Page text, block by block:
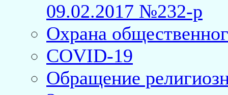
09.02.2017 №232-р
Охрана
COVID-19
Обращение